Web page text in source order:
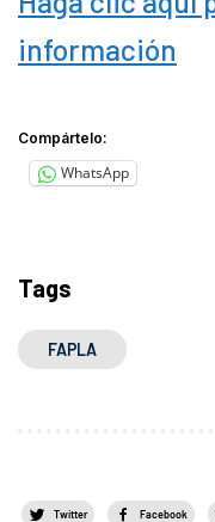
información
Compártelo:
WhatsApp
Tags
FAPLA
Twitter Facebook